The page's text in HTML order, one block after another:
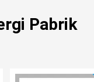
Pabrik